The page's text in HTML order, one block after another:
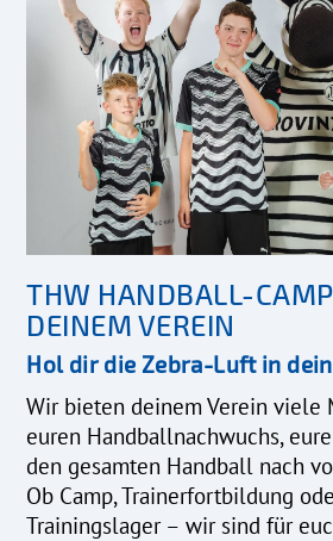
THW HANDBALL-
DEINEM VEREIN
Hol dir die Zebra-Luft in
Wir bieten deinem Verein viele
euren Handballnachwuchs,
den gesamten Handball nach
Ob Camp, Trainerfortbildung
Trainingslager – wir sind für